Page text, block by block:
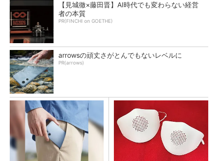
【見城徹×藤田晋】AI時代でも変わらない経営
者の本質
PR(FINCHI on GOETHE)
arrowsの頑丈さがとんでもないレベルに
PR(arrows)